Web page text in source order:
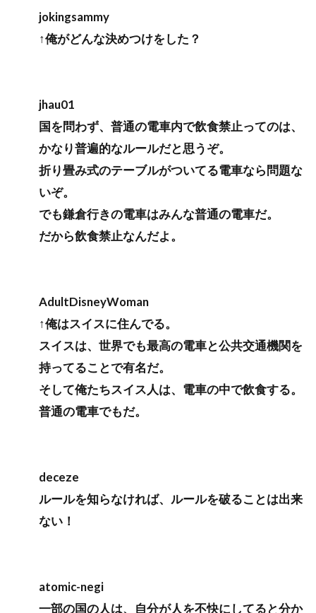
jokingsammy
↑俺がどんな決めつけをした？
jhau01
国を問わず、普通の電車内で飲食禁止ってのは、
かなり普遍的なルールだと思うぞ。
折り畳み式のテーブルがついてる電車なら問題な
いぞ。
でも鎌倉行きの電車はみんな普通の電車だ。
だから飲食禁止なんだよ。
AdultDisneyWoman
↑俺はスイスに住んでる。
スイスは、世界でも最高の電車と公共交通機関を
持ってることで有名だ。
そして俺たちスイス人は、電車の中で飲食する。
普通の電車でもだ。
deceze
ルールを知らなければ、ルールを破ることは出来
ない！
atomic-negi
一部の国の人は、自分が人を不快にしてると分か